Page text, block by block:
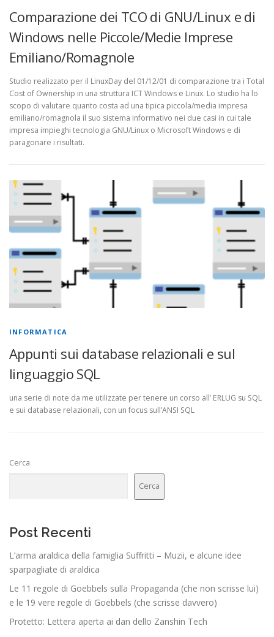
Comparazione dei TCO di GNU/Linux e di
Windows nelle Piccole/Medie Imprese
Emiliano/Romagnole
Studio realizzato per il LinuxDay del 01/12/01 di comparazione tra i Total
Cost of Ownership in una struttura ICT Windows e Linux. Lo studio ha lo
scopo di valutare quanto costa ad una tipica piccola/media impresa
emiliano/romagnola il suo sistema informativo nei due casi in cui tale
impresa impieghi tecnologia GNU/Linux o Microsoft Windows e di
paragonare i risultati.
INFORMATICA
Appunti sui database relazionali e sul
linguaggio SQL
una serie di note da me utilizzate per tenere un corso all’ ERLUG su SQL
e sui database relazionali, con un focus sull’ANSI SQL
Cerca
Cerca
Post Recenti
L’arma araldica della famiglia Suffritti – Muzii, e alcune idee
sparpagliate di araldica
Le 11 regole di Goebbels sulla Propaganda (che non scrisse lui)
e le 19 vere regole di Goebbels (che scrisse davvero)
Protetto: Lettera aperta ai dan dello Zanshin Tech